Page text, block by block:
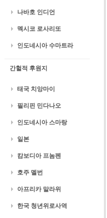
나바호 인디언
멕시코 로사리또
인도네시아 수마트라
간헐적 후원지
태국 치앙마이
필리핀 민다나오
인도네시아 스마랑
일본
캄보디아 프놈펜
호주 멜번
아프리카 말라위
한국 청년위로사역